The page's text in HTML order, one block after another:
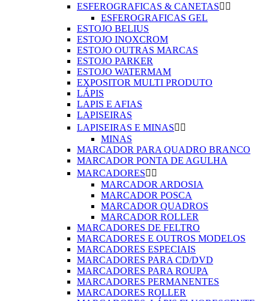
ESFEROGRAFICAS & CANETAS 
ESFEROGRAFICAS GEL
ESTOJO BELIUS
ESTOJO INOXCROM
ESTOJO OUTRAS MARCAS
ESTOJO PARKER
ESTOJO WATERMAM
EXPOSITOR MULTI PRODUTO
LÁPIS
LAPIS E AFIAS
LAPISEIRAS
LAPISEIRAS E MINAS 
MINAS
MARCADOR PARA QUADRO BRANCO
MARCADOR PONTA DE AGULHA
MARCADORES 
MARCADOR ARDOSIA
MARCADOR POSCA
MARCADOR QUADROS
MARCADOR ROLLER
MARCADORES DE FELTRO
MARCADORES E OUTROS MODELOS
MARCADORES ESPECIAIS
MARCADORES PARA CD/DVD
MARCADORES PARA ROUPA
MARCADORES PERMANENTES
MARCADORES ROLLER